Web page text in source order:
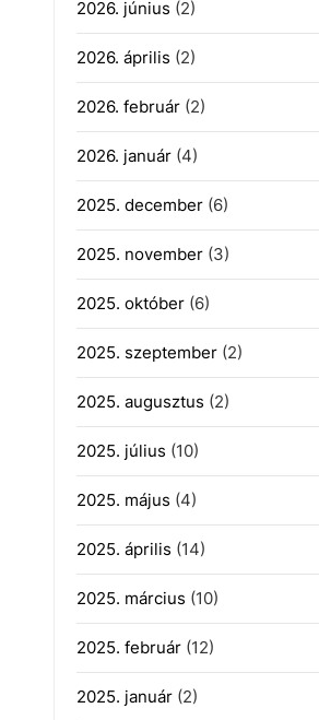
2026. június (2)
2026. április (2)
2026. február(2)
2026. január(4)
2025. december(6)
2025. november(3)
2025. október(6)
2025. szeptember(2)
2025. augusztus (2)
2025. július (10)
2025. május (4)
2025. április (14)
2025. március (10)
2025. február(12)
2025. január(2)